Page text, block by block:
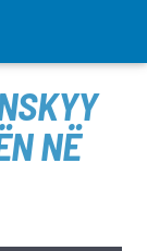
NË